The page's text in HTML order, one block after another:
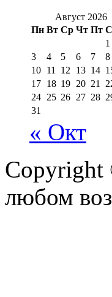
Август 2026
Пн Вт Ср Чт Пт
1
3
4 5 6 7 8
10 11 12 13 14
17 18 19 20 21
24 25 26 27 28
31
« Окт
любом